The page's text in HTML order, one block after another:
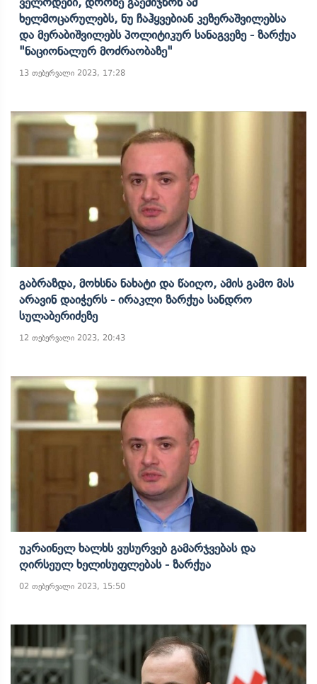
Ხელმოცარულებს, Ნუ Ჩაჰყვებიან Კეზერაშვილებსა
Და Მერაბიშვილებს Პოლიტიკურ Სანაგვეზე - Ზარქუა
"ნაციონალურ Მოძრაობაზე"
13 თებერვალი 2023, 17:28
Გაბრაზდა, Მოხსნა Ნახატი Და Წაიღო, Ამის Გამო Მას
Არავინ Დაიჭერს - Ირაკლი Ზარქუა Სანდრო
Სულაბერიძეზე
12 თებერვალი 2023, 20:43
Უკრაინელ Ხალხს Ვუსურვებ Გამარჯვებას Და
Ღირსეულ Ხელისუფლებას - Ზარქუა
02 თებერვალი 2023, 15:50